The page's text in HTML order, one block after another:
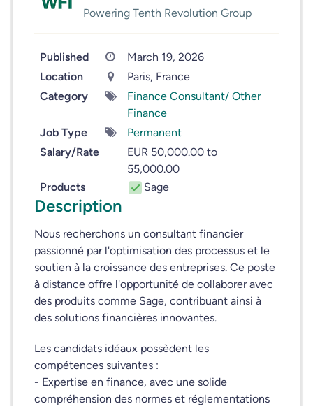
Powering Tenth Revolution Group
Published
March 19, 2026
Location
Paris, France
Category
Finance Consultant/ Other
Finance
Job Type
Permanent
Salary/Rate
EUR 50,000.00 to
55,000.00
Products
Sage
Description
Nous recherchons un consultant financier
passionné par l'optimisation des processus et le
soutien à la croissance des entreprises. Ce poste
à distance offre l'opportunité de collaborer avec
des produits comme Sage, contribuant ainsi à
des solutions financières innovantes.
Les candidats idéaux possèdent les
compétences suivantes :
- Expertise en finance, avec une solide
compréhension des normes et réglementations